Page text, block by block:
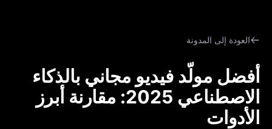
العودة إلى المدونة
أفضل مولّد فيديو مجاني بالذكاء
الاصطناعي 2025: مقارنة أبرز
الأدوات